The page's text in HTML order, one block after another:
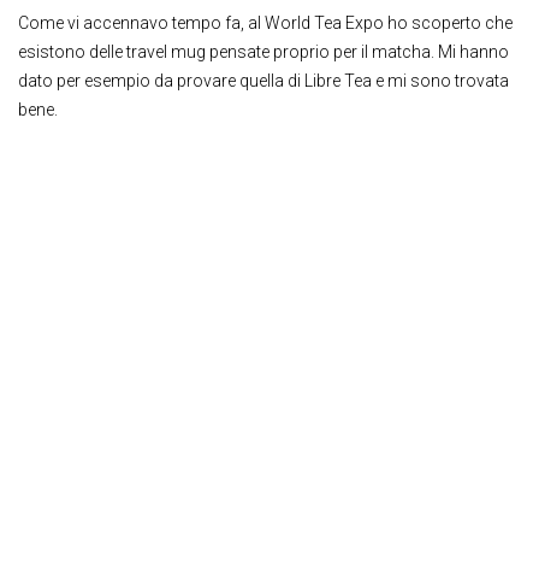
Come vi accennavo tempo fa, al World Tea Expo ho scoperto che
esistono delle travel mug pensate proprio per il matcha. Mi hanno
dato per esempio da provare quella di Libre Tea e mi sono trovata
bene.